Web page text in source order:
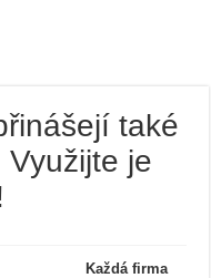
také
je
Každá firma